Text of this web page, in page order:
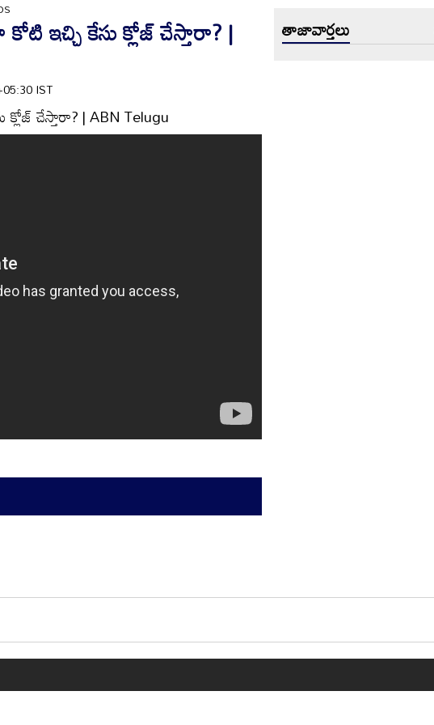
ఇచ్చి కేసు క్లోజ్ చేస్తారా? |
IST
చేస్తారా? | ABN Telugu
తాజావార్తలు